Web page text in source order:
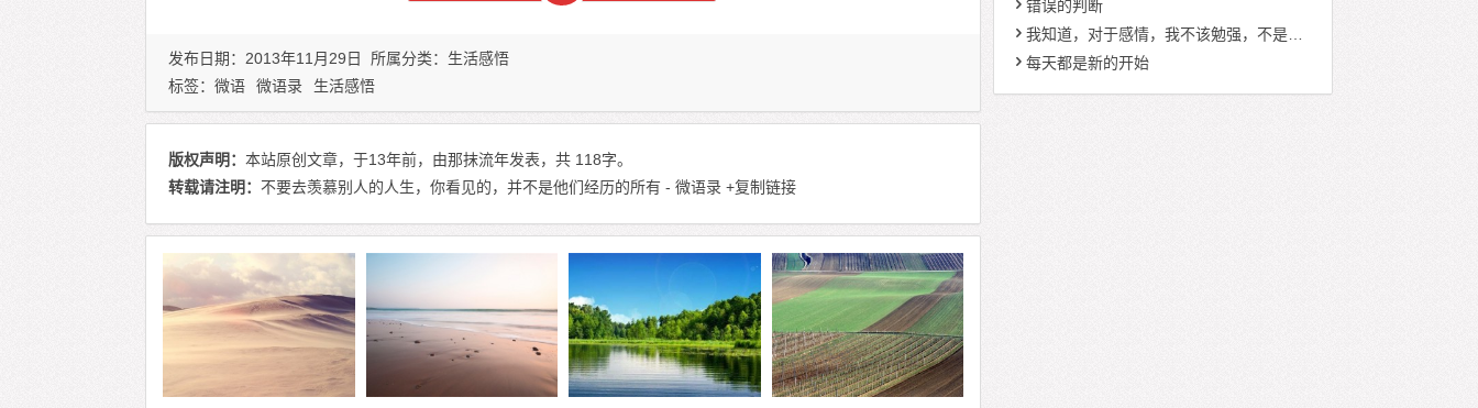
发布日期：2013年11月29日 所属分类： 生活感悟
标签： 微语 微语录 生活感悟
版权声明： 本站原创文章，于13年前，由那抹流年发表，共 118字。
转载请注明： 不要去羡慕别人的人生，你看见的，并不是他们经历的所有 - 微语录 +复制链接
错误的判断
我知道，对于感情，我不该勉强，不是我的，我放手
每天都是新的开始